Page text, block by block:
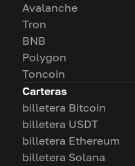
Avalanche
Tron
BNB
Polygon
Toncoin
Carteras
billetera Bitcoin
billetera USDT
billetera Ethereum
billetera Solana